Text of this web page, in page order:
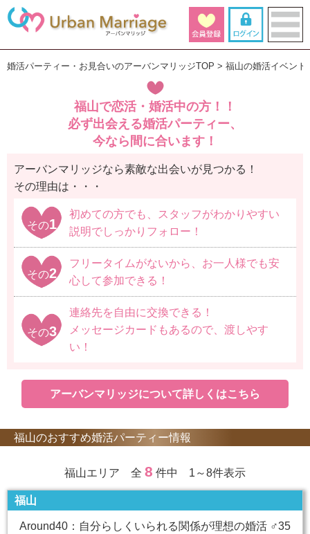
婚活パーティー・お見合いのアーバンマリッジTOP 福山の婚活イベント
福山で恋活・婚活中の方！！
必ず出会える婚活パーティー、
今なら間に合います！
アーバンマリッジなら素敵な出会いが見つかる！
その理由は・・・
その1
初めての方でも、スタッフがわかりやすい
説明でしっかりフォロー！
その2
フリータイムがないから、お一人様でも安
心して参加できる！
その3
連絡先を自由に交換できる！
メッセージカードもあるので、渡しやす
い！
アーバンマリッジについて詳しくはこちら
福山のおすすめ婚活パーティー情報
福山エリア 全 8 件中 1～8件表示
福山
Around40：自分らしくいられる関係が理想の婚活 ♂35